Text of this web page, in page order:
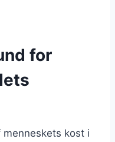
for
kost i